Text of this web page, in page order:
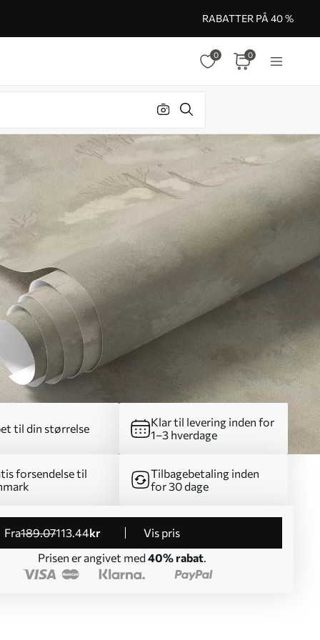
RABATTER PÅ 40 %
0 0
til din størrelse
Klar til levering inden for
1–3 hverdage
forsendelse til
Tilbagebetaling inden
for 30 dage
fra189.07113 .44kr
Vis pris
Prisen er angivet med 40% rabat